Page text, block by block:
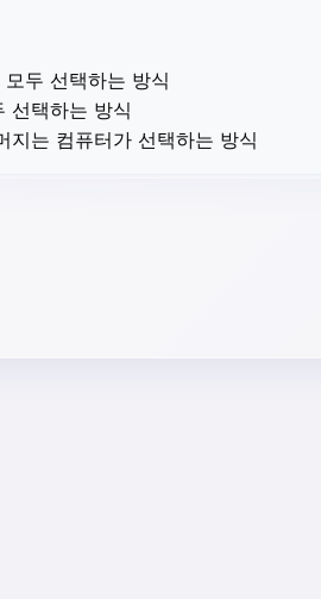
두 선택하는 방식
선택하는 방식
지는 컴퓨터가 선택하는 방식